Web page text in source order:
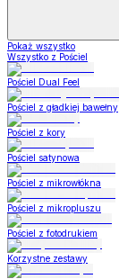
Pokaż wszystko
Wszystko z Pościel
Pościel Dual Feel
Pościel z gładkiej bawełny
Pościel z kory
Pościel satynowa
Pościel z mikrowłókna
Pościel z mikropluszu
Pościel z fotodrukiem
Korzystne zestawy